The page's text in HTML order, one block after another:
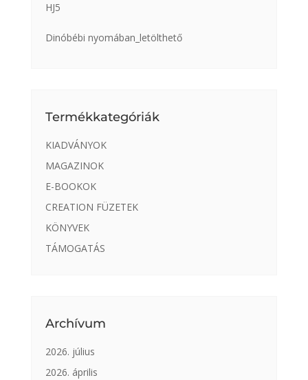
HJ5
Dinóbébi nyomában_letölthető
Termékkategóriák
KIADVÁNYOK
MAGAZINOK
E-BOOKOK
CREATION FÜZETEK
KÖNYVEK
TÁMOGATÁS
Archívum
2026. július
2026. április